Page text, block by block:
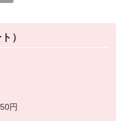
などを経営しているゼンシ
ませんか？
入社したクルーの研修など
受け渡しはほとんどありま
）
円